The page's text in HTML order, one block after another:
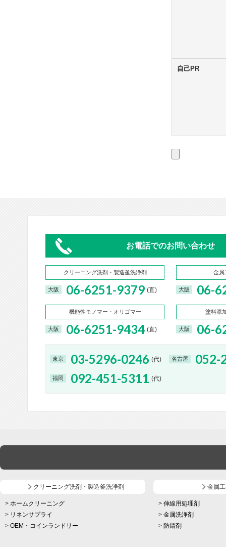
自己PR
お電話でのお問い合わせ
クリーニング洗剤・製造釜洗浄剤
大阪 06-6251-9379 (直)
金属
大阪 06-
機能性モノマー・オリゴマー
大阪 06-6251-9434 (直)
塗料添
大阪 06-
東京 03-5296-0246 (代) 名古屋 052-
福岡 092-451-5311 (代)
クリーニング洗剤・製造釜洗浄剤
ホームクリーニング
リネンサプライ
OEM・コインランドリー
金属
伸線用処理剤
金属洗浄剤
防錆剤